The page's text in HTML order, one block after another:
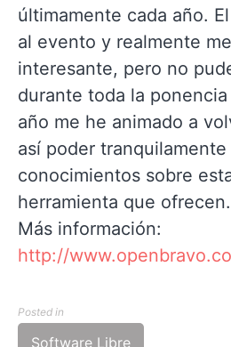
últimamente cada año.
al evento y realmente
interesante, pero no
durante toda la
año me he animado a
así poder
conocimientos sobre
herramienta que ofrecen.
Más información:
http://
Posted in
Software Libre